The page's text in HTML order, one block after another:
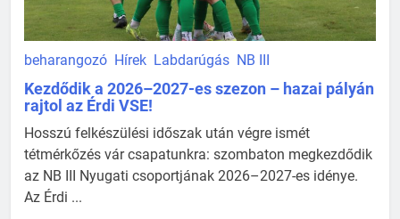
beharangozó Hírek Labdarúgás NB III
Kezdődik a 2026–2027-es szezon – hazai pályán
rajtol az Érdi VSE!
Hosszú felkészülési időszak után végre ismét
tétmérkőzés vár csapatunkra: szombaton megkezdődik
az NB III Nyugati csoportjának 2026–2027-es idénye.
Az Érdi ...